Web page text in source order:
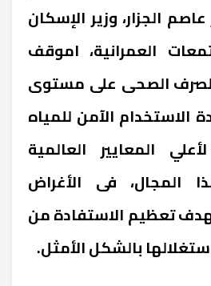
الجزار، وزير الإسكان
العمرانية، اموقف
الصحى على مستوى
الاستخدام الآمن للمياه
المعايير العالمية
المجال، فى الأغراض
تعظيم الاستفادة من
بالشكل الأمثل.